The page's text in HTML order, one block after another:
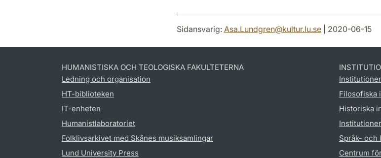
Sidansvarig: Asa.Lundgren@kultur.lu.se| 2020-06-15
HUMANISTISKA OCH TEOLOGISKA FAKULTETERNA
Ledning och organisation
HT-biblioteken
IT-enheten
Humanistlaboratoriet
Folklivsarkivet med Skånes musiksamlingar
Lund University Press
Filosofiska
Historiska
Språk- och
Centrum